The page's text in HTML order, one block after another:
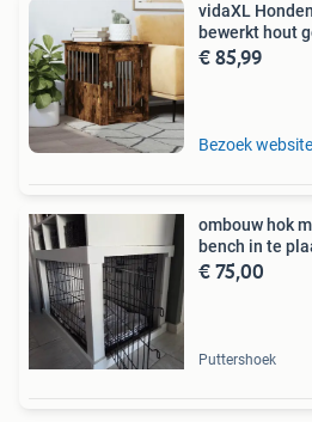
vidaXL
bewerkt hout
€ 85,99
Bezoek website
ombouw hok
bench in te
€ 75,00
Puttershoek